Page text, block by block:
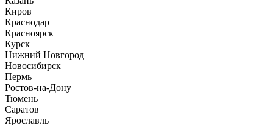
Киров
Краснодар
Красноярск
Курск
Нижний Новгород
Новосибирск
Пермь
Ростов-на-Дону
Тюмень
Саратов
Ярославль